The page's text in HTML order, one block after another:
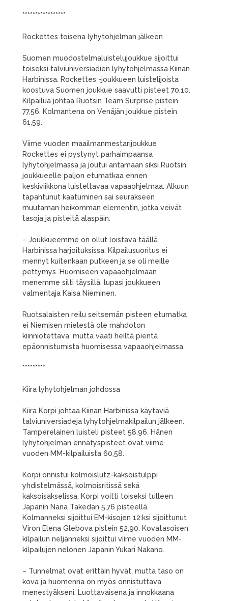
*****************
Rockettes toisena lyhytohjelman jälkeen
Suomen muodostelmaluistelujoukkue sijoittui
toiseksi talviuniversiadien lyhytohjelmassa Kiinan
Harbinissa. Rockettes -joukkueen luistelijoista
koostuva Suomen joukkue saavutti pisteet 70,10.
Kilpailua johtaa Ruotsin Team Surprise pistein
77,56. Kolmantena on Venäjän joukkue pistein
61,59.
Viime vuoden maailmanmestarijoukkue
Rockettes ei pystynyt parhaimpaansa
lyhytohjelmassa ja joutui antamaan siksi Ruotsin
joukkueelle paljon etumatkaa ennen
keskiviikkona luisteltavaa vapaaohjelmaa. Alkuun
tapahtunut kaatuminen sai seurakseen
muutaman heikomman elementin, jotka veivät
tasoja ja pisteitä alaspäin.
– Joukkueemme on ollut loistava täällä
Harbinissa harjoituksissa. Kilpailusuoritus ei
mennyt kuitenkaan putkeen ja se oli meille
pettymys. Huomiseen vapaaohjelmaan
menemme silti täysillä, lupasi joukkueen
valmentaja Kaisa Nieminen.
Ruotsalaisten reilu seitsemän pisteen etumatka
ei Niemisen mielestä ole mahdoton
kiinniotettava, mutta vaati heiltä pientä
epäonnistumista huomisessa vapaaohjelmassa.
*********
Kiira lyhytohjelman johdossa
Kiira Korpi johtaa Kiinan Harbinissa käytäviä
talviuniversiadeja lyhytohjelmakilpailun jälkeen.
Tamperelainen luisteli pisteet 58,96. Hänen
lyhytohjelman ennätyspisteet ovat viime
vuoden MM-kilpailuista 60,58.
Korpi onnistui kolmoislutz-kaksoistulppi
yhdistelmässä, kolmoisritissä sekä
kaksoisakselissa. Korpi voitti toiseksi tulleen
Japanin Nana Takedan 5,76 pisteellä.
Kolmanneksi sijoittui EM-kisojen 12:ksi sijoittunut
Viron Elena Glebova pistein 52,90. Kovatasoisen
kilpailun neljänneksi sijoittui viime vuoden MM-
kilpailujen nelonen Japanin Yukari Nakano.
– Tunnelmat ovat erittäin hyvät, mutta taso on
kova ja huomenna on myös onnistuttava
menestyäkseni. Luottavaisena ja innokkaana